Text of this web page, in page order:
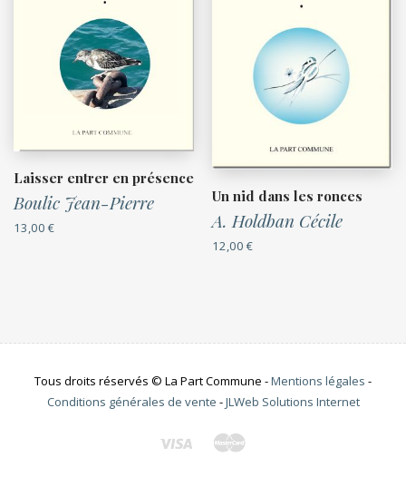
Laisser entrer en présence
Boulic Jean-Pierre
13,00 €
Un nid dans les ronces
A. Holdban Cécile
12,00 €
Tous droits réservés © La Part Commune -Mentions légales -
Conditions générales de vente -JLWeb Solutions Internet